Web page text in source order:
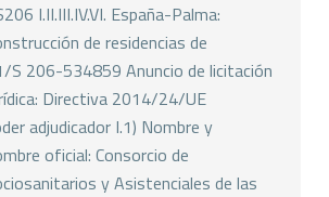
I.II.III.IV.VI. España-Palma:
de residencias de
S 206-534859 Anuncio de licitación
Directiva 2014/24/UE
adjudicador I.1) Nombre y
oficial: Consorcio de
y Asistenciales de las